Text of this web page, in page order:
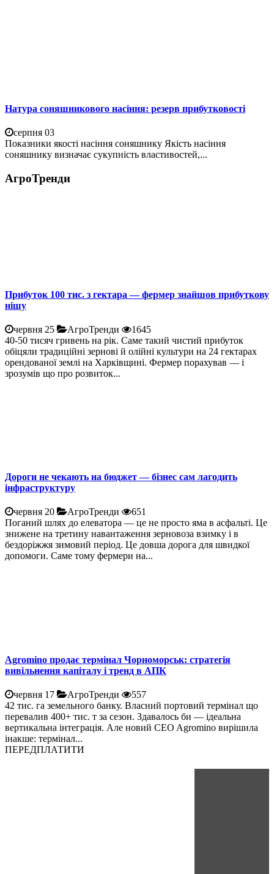
Натура соняшникового насіння: резерв прибутковості
серпня 03
Показники якості насіння соняшнику Якість насіння
соняшнику визначає сукупність властивостей,...
АгроТренди
Прибуток 100 тис. з гектара — фермер знайшов прибуткову
нішу
червня 25 АгроТренди
1645
40-50 тисяч гривень на рік. Саме такий чистий прибуток
обіцяли традиційні зернові й олійні культури на 24 гектарах
орендованої землі на Харківщині. Фермер порахував — і
зрозумів що про розвиток...
Дороги не чекають на бюджет — бізнес сам лагодить
інфраструктуру
червня 20 АгроТренди
651
Поганий шлях до елеватора — це не просто яма в асфальті. Це
знижене на третину навантаження зерновоза взимку і в
бездоріжжя зимовий період. Це довша дорога для швидкої
допомоги. Саме тому фермери на...
Agromino продає термінал Чорноморськ: стратегія
вивільнення капіталу і тренд в АПК
червня 17 АгроТренди
557
42 тис. га земельного банку. Власний портовий термінал що
перевалив 400+ тис. т за сезон. Здавалось би — ідеальна
вертикальна інтеграція. Але новий CEO Agromino вирішила
інакше: термінал...
ПЕРЕДПЛАТИТИ